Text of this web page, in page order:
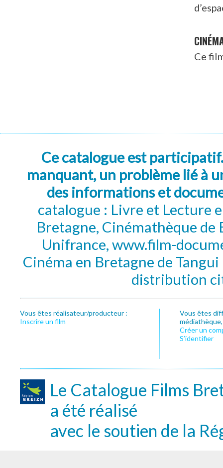
Ce
Ce catalogue est
manquant, un problème lié à
des informations et
catalogue : Livre et Lecture
Bretagne, Cinémathèque de
Unifrance, www.film-
Cinéma en Bretagne de
distribution
Vous êtes réalisateur/producteur :
Inscrire un film
Vous êtes
Créer un
S’identifier
Le Catalogue Films
a été réalisé
avec le soutien de la